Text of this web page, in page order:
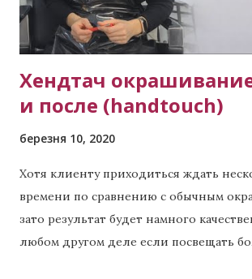
Хендтач
и после (handtouch)
березня 10, 2020
Хотя клиенту приходиться ждать
времени по сравнению с обычным
зато результат будет намного
любом другом деле если посвещать